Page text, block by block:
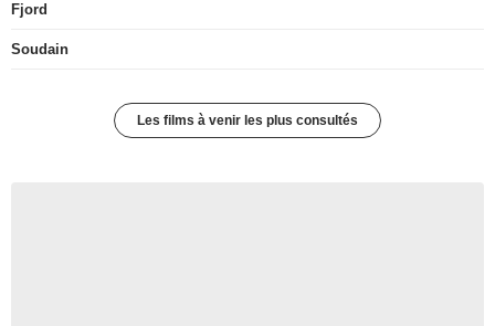
Fjord
Soudain
Les films à venir les plus consultés